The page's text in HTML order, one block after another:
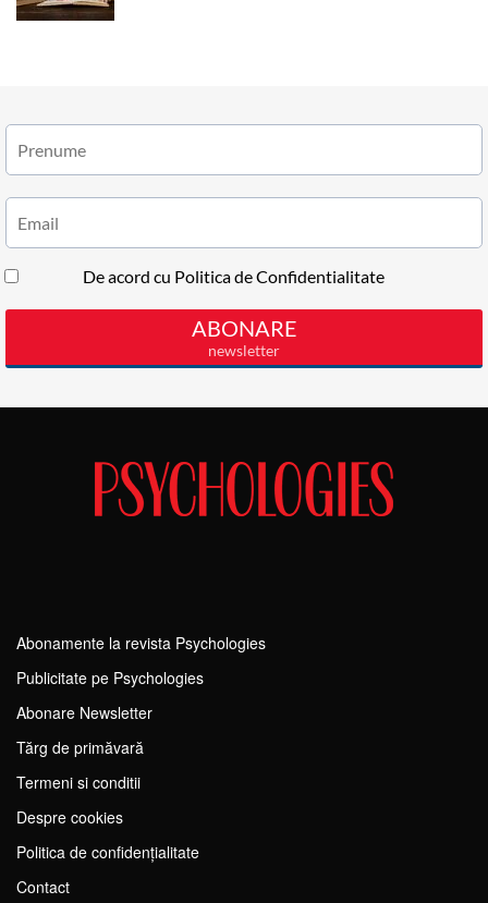
Abonamente la revista Psychologies
Publicitate pe Psychologies
Abonare Newsletter
Tărg de primăvară
Termeni si conditii
Despre cookies
Politica de confidențialitate
Contact